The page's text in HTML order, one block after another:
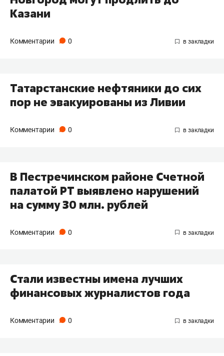
Казани
Комментарии 0
Татарстанские нефтяники до сих
пор не эвакуированы из Ливии
Комментарии 0
В Пестречинском районе Счетной
палатой РТ выявлено нарушений
на сумму 30 млн. рублей
Комментарии 0
Стали известны имена лучших
финансовых журналистов года
Комментарии 0